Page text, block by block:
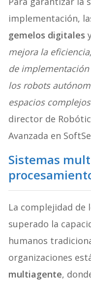
implementación,
gemelos digitales
mejora la
de
los robots
espacios
director de
Avanzada en
Sistemas
La complejidad
superado la
humanos
organizaciones
multiagente,